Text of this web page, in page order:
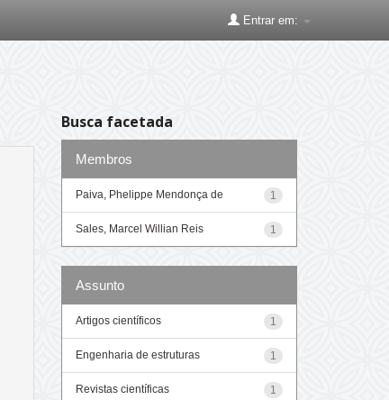
Entrar em:
Busca facetada
Membros
1
Paiva, Phelippe Mendonça de
1
Sales, Marcel Willian Reis
Assunto
1
Artigos científicos
1
Engenharia de estruturas
1
Revistas científicas